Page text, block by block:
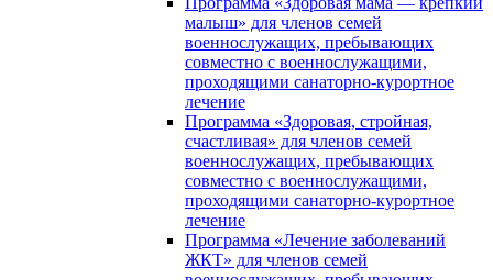
малыш» для членов семей
военнослужащих, пребывающих
совместно с военнослужащими,
проходящими санаторно-курортное
лечение
Программа «Здоровая, стройная,
счастливая» для членов семей
военнослужащих, пребывающих
совместно с военнослужащими,
проходящими санаторно-курортное
лечение
Программа «Лечение заболеваний
ЖКТ» для членов семей